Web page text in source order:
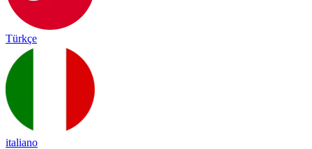
Türkçe
italiano